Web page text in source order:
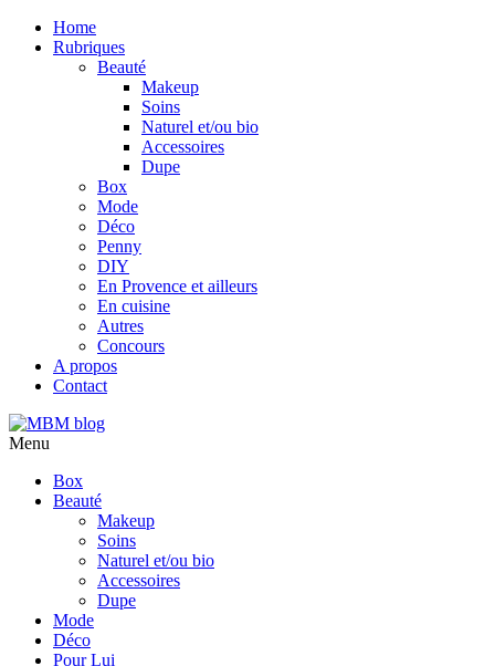
Home
Rubriques
Beauté
Makeup
Soins
Naturel et/ou bio
Accessoires
Dupe
Box
Mode
Déco
Penny
DIY
En Provence et ailleurs
En cuisine
Autres
Concours
A propos
Contact
Menu
Box
Beauté
Makeup
Soins
Naturel et/ou bio
Accessoires
Dupe
Mode
Déco
Pour Lui